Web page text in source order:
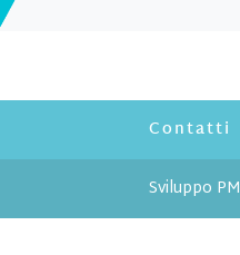
Contatti
Sviluppo